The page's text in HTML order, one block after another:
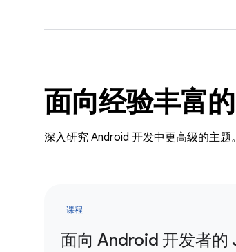
面向经验丰富
深入研究 Android 开发中更高级的主题
课程
面向 Android 开发者